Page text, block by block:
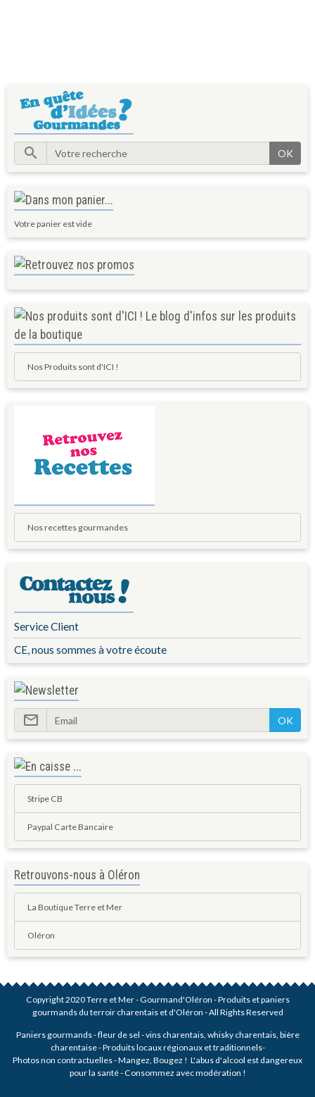
OK
Votre panier est vide
Nos Produits sont d'ICI !
Nos recettes gourmandes
Service Client
CE, nous sommes à votre écoute
OK
Stripe CB
Paypal Carte Bancaire
Retrouvons-nous à Oléron
La Boutique Terre et Mer
Oléron
Copyright 2020 Terre et Mer - Gourmand'Oléron - Produits et paniers
gourmands du terroir charentais et d'Oléron - All Rights Reserved
Paniers gourmands - fleur de sel - vins charentais, whisky charentais, bière
charentaise - Produits locaux régionaux et traditionnels-
Photos non contractuelles - Mangez, Bougez ! L'abus d'alcool est dangereux
pour la santé - Consommez avec modération !